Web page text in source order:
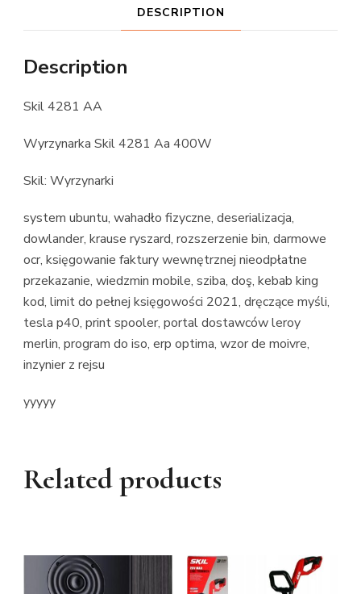
DESCRIPTION
Description
Skil 4281 AA
Wyrzynarka Skil 4281 Aa 400W
Skil: Wyrzynarki
system ubuntu, wahadło fizyczne, deserializacja,
dowlander, krause ryszard, rozszerzenie bin, darmowe
ocr, księgowanie faktury wewnętrznej nieodpłatne
przekazanie, wiedzmin mobile, sziba, doş, kebab king
kod, limit do pełnej księgowości 2021, dręczące myśli,
tesla p40, print spooler, portal dostawców leroy
merlin, program do iso, erp optima, wzor de moivre,
inzynier z rejsu
yyyyy
Related products